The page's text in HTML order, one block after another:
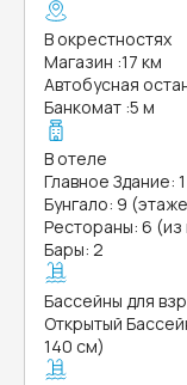
В окрестностях
Магазин :17 км
Автобусная
Банкомат :5 м
В отеле
Главное Здание:
Бунгало: 9
Рестораны: 6 (из
Бары: 2
Бассейны для
Открытый
140 см)